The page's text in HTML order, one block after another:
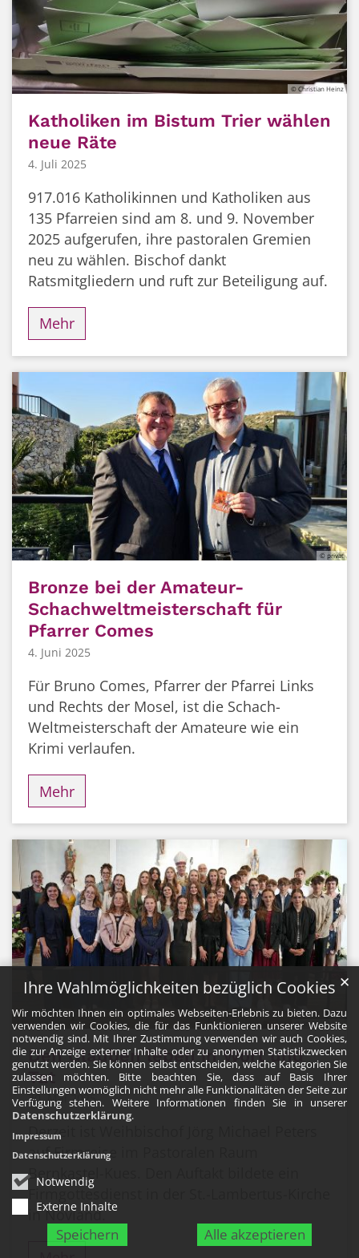
Ihre Wahlmöglichkeiten bezüglich Cookies
Wir möchten Ihnen ein optimales Webseiten-Erlebnis zu bieten. Dazu
verwenden wir Cookies, die für das Funktionieren unserer Website
notwendig sind. Mit Ihrer Zustimmung verwenden wir auch Cookies,
die zur Anzeige externer Inhalte oder zu anonymen Statistikzwecken
genutzt werden. Sie können selbst entscheiden, welche Kategorien Sie
zulassen möchten. Bitte beachten Sie, dass auf Basis Ihrer
Einstellungen womöglich nicht mehr alle Funktionalitäten der Seite zur
Verfügung stehen. Weitere Informationen finden Sie in unserer
Datenschutzerklärung.
Notwendig
Externe Inhalte
Speichern Alle akzeptieren
✕
Impressum
Datenschutzerklärung
© Christian Heinz
Katholiken im Bistum Trier wählen
neue Räte
4. Juli 2025
917.016 Katholikinnen und Katholiken aus
135 Pfarreien sind am 8. und 9. November
2025 aufgerufen, ihre pastoralen Gremien
neu zu wählen. Bischof dankt
Ratsmitgliedern und ruft zur Beteiligung auf.
Mehr
© privat
Bronze bei der Amateur-
Schachweltmeisterschaft für
Pfarrer Comes
4. Juni 2025
Für Bruno Comes, Pfarrer der Pfarrei Links
und Rechts der Mosel, ist die Schach-
Weltmeisterschaft der Amateure wie ein
Krimi verlaufen.
Mehr
© Stefan Endres
Den Glauben leben in Wort und
Tat
20. Mai 2025
Derzeit ist Weihbischof Jörg Michael Peters
auf Firmreise im Pastoralen Raum
Bernkastel-Kues. Den Auftakt bildete ein
Firmgottesdienst in der St.-Lambertus-Kirche
in Noviand.